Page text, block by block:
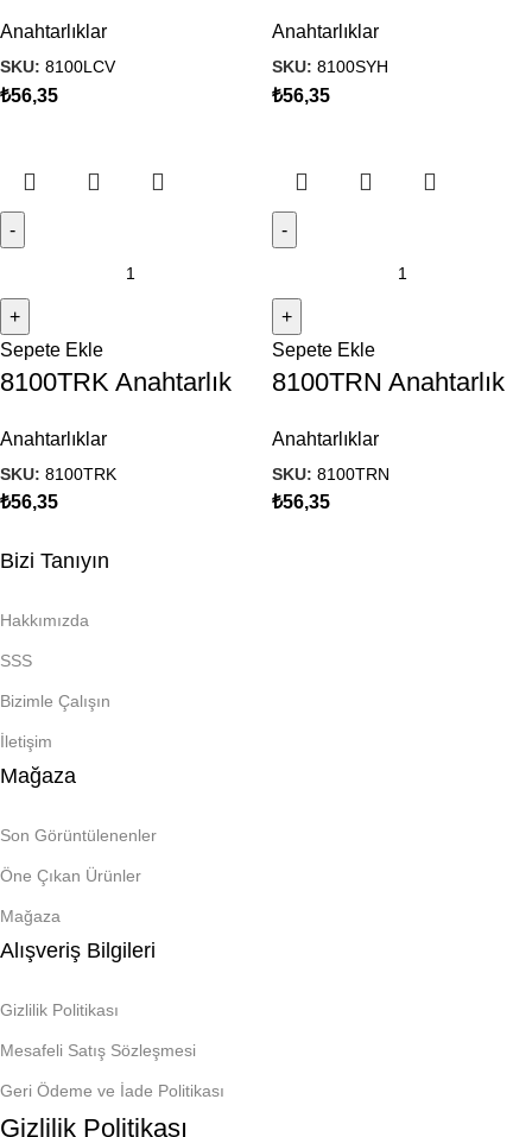
Anahtarlıklar
SKU: 8100LCV
₺56,35
Anahtarlıklar
SKU: 8100SYH
₺56,35
Sepete Ekle
8100TRK Anahtarlık
Anahtarlıklar
SKU: 8100TRK
₺56,35
Sepete Ekle
8100TRN Anahtarlık
Anahtarlıklar
SKU: 8100TRN
₺56,35
Bizi Tanıyın
Hakkımızda
SSS
Bizimle Çalışın
İletişim
Mağaza
Son Görüntülenenler
Öne Çıkan Ürünler
Mağaza
Alışveriş Bilgileri
Gizlilik Politikası
Mesafeli Satış Sözleşmesi
Geri Ödeme ve İade Politikası
Gizlilik Politikası